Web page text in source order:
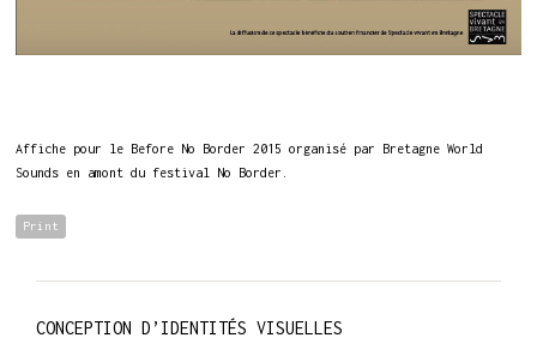
Affiche pour le Before No Border 2015 organisé par Bretagne World
Sounds en amont du festival No Border.
Print
CONCEPTION D’IDENTITÉS VISUELLES